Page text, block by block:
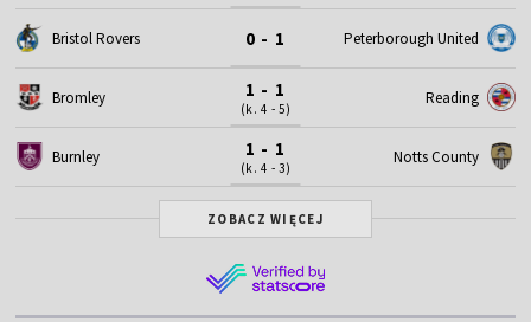
Bristol Rovers 0 - 1 Peterborough United
Bromley 1 - 1
(k. 4 - 5)
Reading
Burnley 1 - 1
(k. 4 - 3)
Notts County
ZOBACZ WIĘCEJ